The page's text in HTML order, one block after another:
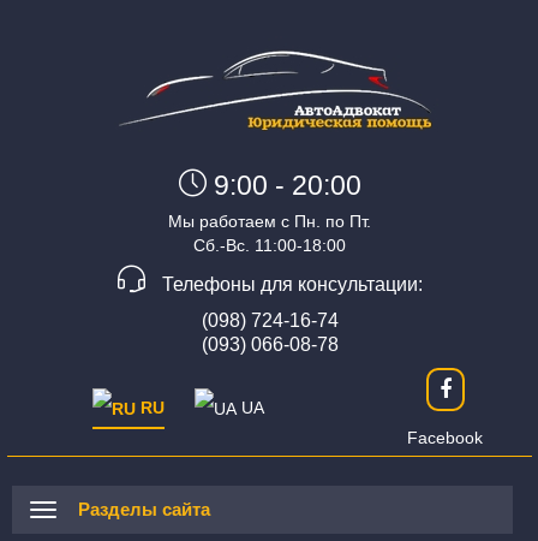
9:00 - 20:00
Мы работаем с Пн. по Пт.
Сб.-Вс. 11:00-18:00
Телефоны для консультации:
(098) 724-16-74
(093) 066-08-78
Facebook
RU UA
Разделы сайта